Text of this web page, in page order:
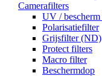
Camerafilters
UV /
Polarisatiefilter
Grijsfilter (ND)
Protect filters
Macro filter
Beschermdop